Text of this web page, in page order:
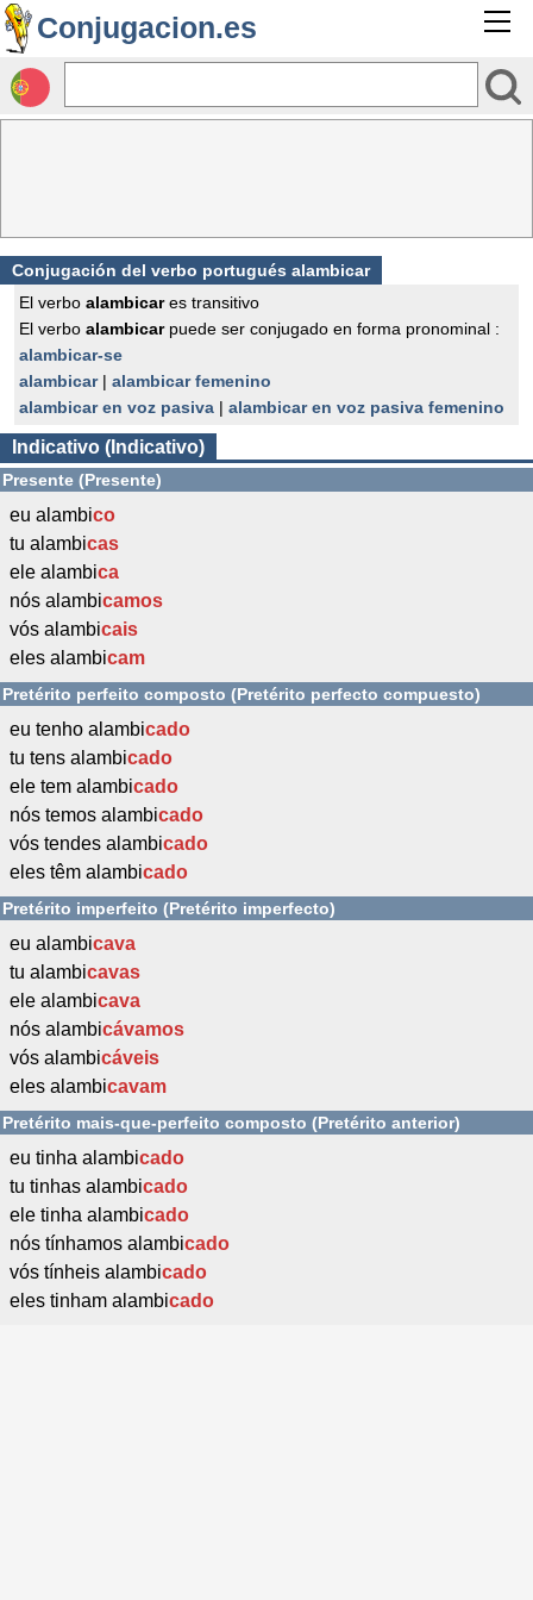
Conjugacion.es
Conjugación del verbo portugués alambicar
El verbo alambicares transitivo
El verbo alambicarpuede ser conjugado en forma pronominal :
alambicar-se
alambicar| alambicar femenino
alambicar en voz pasiva | alambicar en voz pasiva femenino
Indicativo (Indicativo)
Presente (Presente)
eu alambico
tu alambicas
ele alambica
nós alambicamos
vós alambicais
eles alambicam
Pretérito perfeito composto (Pretérito perfecto compuesto)
eu tenho alambicado
tu tens alambicado
ele tem alambicado
nós temos alambicado
vós tendes alambicado
eles têm alambicado
Pretérito imperfeito (Pretérito imperfecto)
eu alambicava
tu alambicavas
ele alambicava
nós alambicávamos
vós alambicáveis
eles alambicavam
Pretérito mais-que-perfeito composto (Pretérito anterior)
eu tinha alambicado
tu tinhas alambicado
ele tinha alambicado
nós tínhamos alambicado
vós tínheis alambicado
eles tinham alambicado